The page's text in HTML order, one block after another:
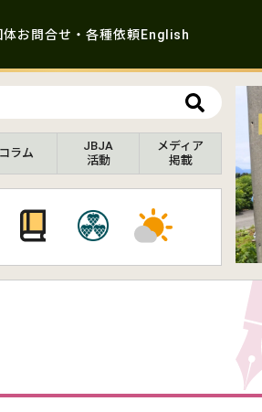
体お問合せ・各種依頼English
コラム
JBJA
活動
メディア
掲載